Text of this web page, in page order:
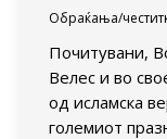
Обраќања/
Почитувани,
Велес и во
од исламска
големиот